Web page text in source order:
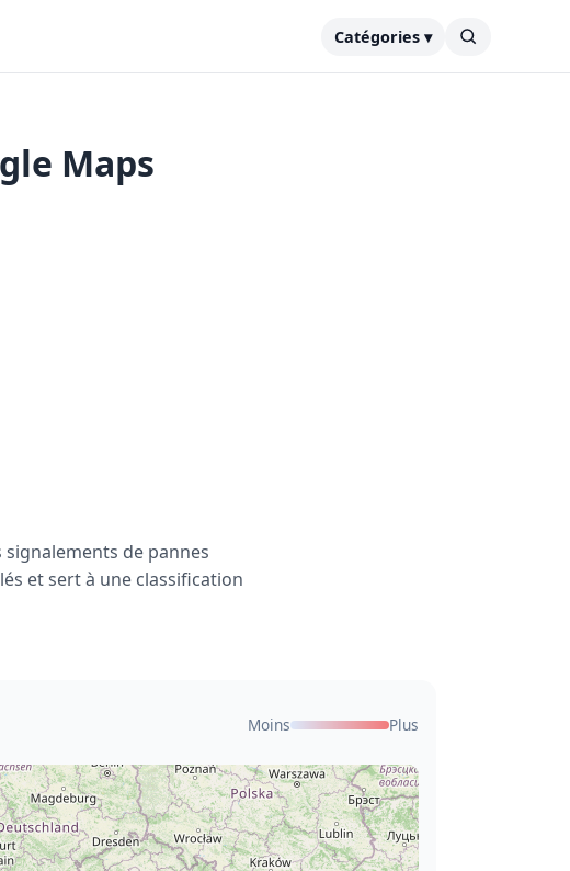
Catégories ▾
Maps
de pannes
et sert à une classification
Moins Plus